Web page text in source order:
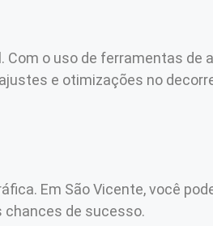
o uso de ferramentas de
e otimizações no
Em São Vicente, você
chances de sucesso.